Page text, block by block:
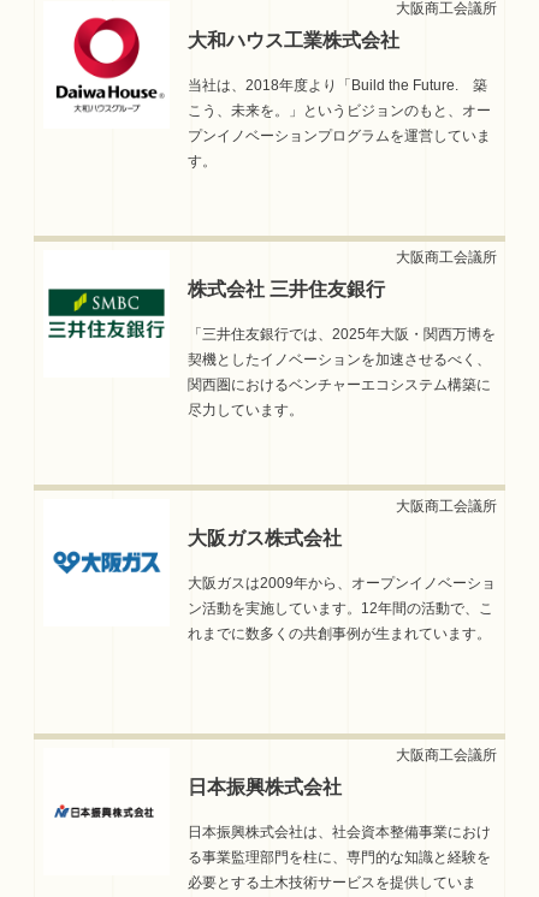
日本振興株式会社
日本振興株式会社は、社会資本整備事業におけ
る事業監理部門を柱に、専門的な知識と経験を
必要とする土木技術サービスを提供していま
大阪ガス株式会社
大阪ガスは2009年から、オープンイノベーショ
ン活動を実施しています。12年間の活動で、こ
れまでに数多くの共創事例が生まれています。
大和ハウス工業株式会社
当社は、2018年度より「Build the Future. 築
こう、未来を。」というビジョンのもと、オー
プンイノベーションプログラムを運営していま
す。
株式会社 三井住友銀行
「三井住友銀行では、2025年大阪・関西万博を
契機としたイノベーションを加速させるべく、
関西圏におけるベンチャーエコシステム構築に
尽力しています。